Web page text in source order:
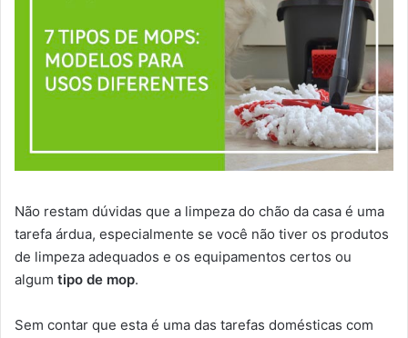
Não restam dúvidas que a limpeza do chão da casa é uma
tarefa árdua, especialmente se você não tiver os produtos
de limpeza adequados e os equipamentos certos ou
algum tipo de mop.
Sem contar que esta é uma das tarefas domésticas com